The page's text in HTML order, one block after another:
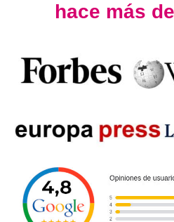
hace más